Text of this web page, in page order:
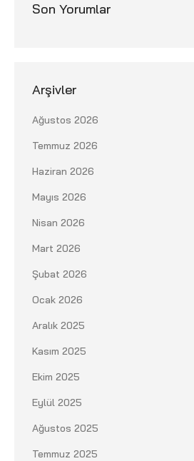
Son Yorumlar
Arşivler
Ağustos 2026
Temmuz 2026
Haziran 2026
Mayıs 2026
Nisan 2026
Mart 2026
Şubat 2026
Ocak 2026
Aralık 2025
Kasım 2025
Ekim 2025
Eylül 2025
Ağustos 2025
Temmuz 2025